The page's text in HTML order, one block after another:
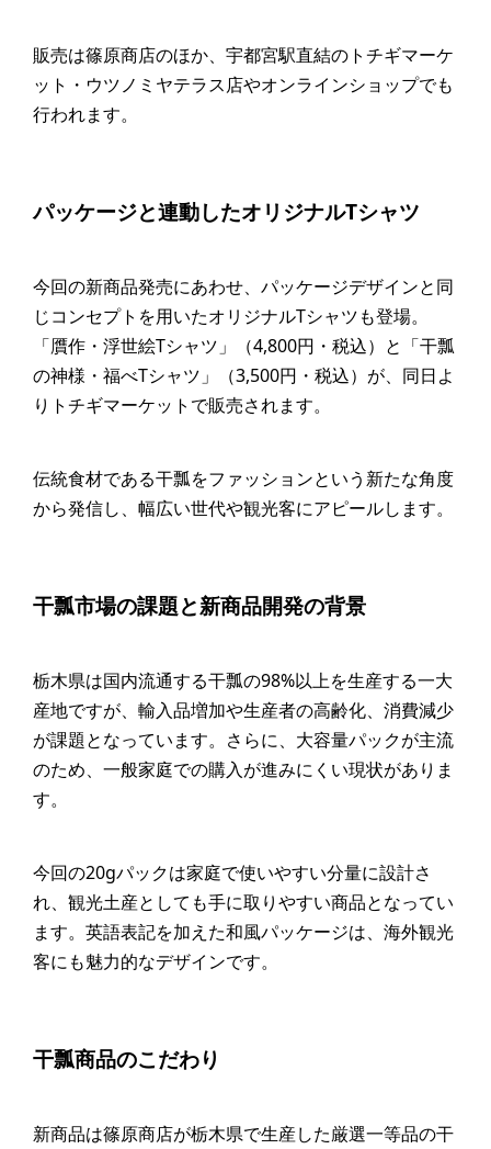
販売は篠原商店のほか、宇都宮駅直結のトチギマーケ
ット・ウツノミヤテラス店やオンラインショップでも
行われます。
パッケージと連動したオリジナルTシャツ
今回の新商品発売にあわせ、パッケージデザインと同
じコンセプトを用いたオリジナルTシャツも登場。
「贋作・浮世絵Tシャツ」（4,800円・税込）と「干瓢
の神様・福べTシャツ」（3,500円・税込）が、同日よ
りトチギマーケットで販売されます。
伝統食材である干瓢をファッションという新たな角度
から発信し、幅広い世代や観光客にアピールします。
干瓢市場の課題と新商品開発の背景
栃木県は国内流通する干瓢の98%以上を生産する一大
産地ですが、輸入品増加や生産者の高齢化、消費減少
が課題となっています。さらに、大容量パックが主流
のため、一般家庭での購入が進みにくい現状がありま
す。
今回の20gパックは家庭で使いやすい分量に設計さ
れ、観光土産としても手に取りやすい商品となってい
ます。英語表記を加えた和風パッケージは、海外観光
客にも魅力的なデザインです。
干瓢商品のこだわり
新商品は篠原商店が栃木県で生産した厳選一等品の干